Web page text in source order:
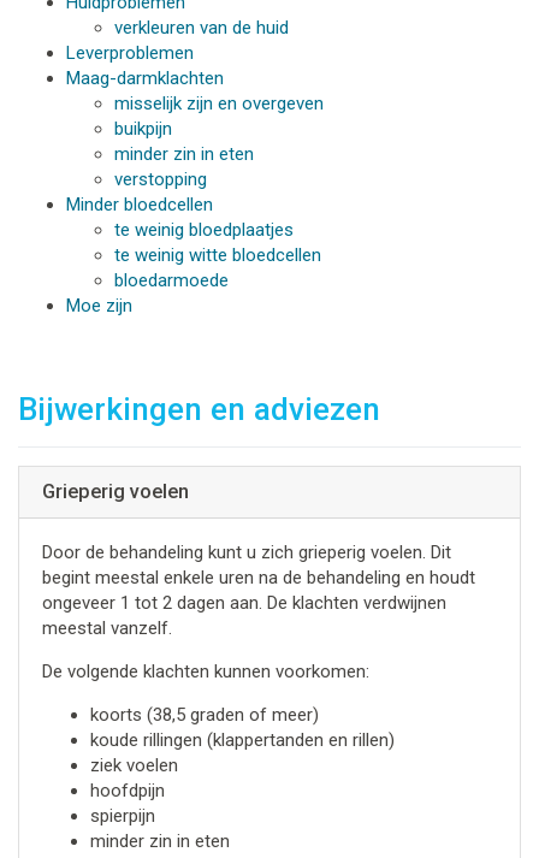
verkleuren van de huid
Leverproblemen
Maag-darmklachten
misselijk zijn en overgeven
buikpijn
minder zin in eten
verstopping
Minder bloedcellen
te weinig bloedplaatjes
te weinig witte bloedcellen
bloedarmoede
Moe zijn
Bijwerkingen en adviezen
Grieperig voelen
Door de behandeling kunt u zich grieperig voelen. Dit
begint meestal enkele uren na de behandeling en houdt
ongeveer 1 tot 2 dagen aan. De klachten verdwijnen
meestal vanzelf.
De volgende klachten kunnen voorkomen:
koorts (38,5 graden of meer)
koude rillingen (klappertanden en rillen)
ziek voelen
hoofdpijn
spierpijn
minder zin in eten